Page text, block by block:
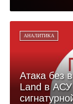
АНАЛИТИКА
Атака без
Land в